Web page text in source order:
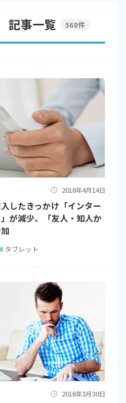
記事一覧 568件
2016年4月14日
したきっかけ「インター
が減少、「友人・知人か
# タブレット
2016年3月30日